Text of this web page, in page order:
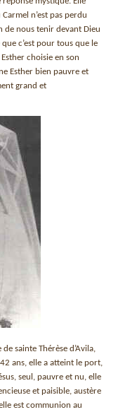
n’est pas perdu
de nous tenir devant Dieu
c’est pour tous que le
choisie en son
Esther bien pauvre et
grand et
sainte Thérèse d’Avila,
ans, elle a atteint le port,
seul, pauvre et nu, elle
et paisible, austère
est communion au